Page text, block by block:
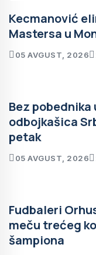
Kecmanović
Mastersa u
05 AVGUST, 2026
Bez
odbojkašica
petak
05 AVGUST, 2026
Fudbaleri
meču trećeg
šampiona